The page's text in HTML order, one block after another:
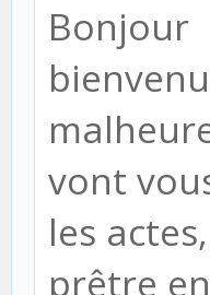
Bonjour
vont
les
prêtre